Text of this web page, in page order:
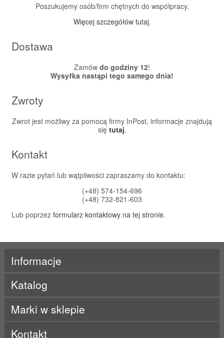
Poszukujemy osób/firm chętnych do współpracy.
Więcej szczegółów tutaj.
Dostawa
Zamów do godziny 12!
Wysyłka nastąpi tego samego dnia!
Zwroty
Zwrot jest możliwy za pomocą firmy InPost, informacje znajdują
się tutaj.
Kontakt
W razie pytań lub wątpliwości zapraszamy do kontaktu:
(+48) 574-154-696
(+48) 732-821-603
Lub poprzez formularz kontaktowy na tej stronie.
Informacje
Katalog
Marki w sklepie
ALE
Kontakt